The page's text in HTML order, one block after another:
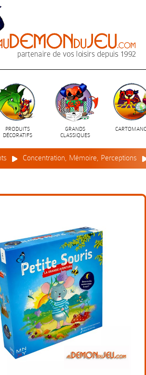
PRODUITS
DÉCORATIFS
GRANDS
CLASSIQUES
Concentration, Mémoire, Perceptions